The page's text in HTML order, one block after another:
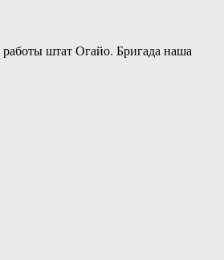
штат Огайо. Бригада наша